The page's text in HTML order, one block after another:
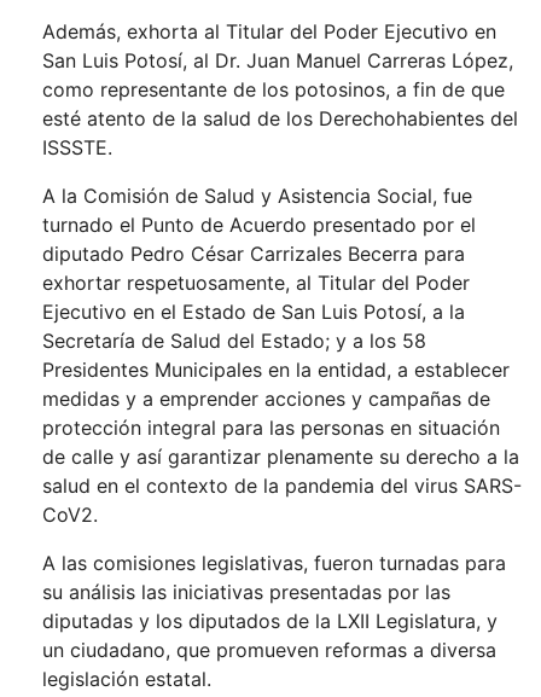
Además, exhorta al Titular del Poder Ejecutivo en
San Luis Potosí, al Dr. Juan Manuel Carreras López,
como representante de los potosinos, a fin de que
esté atento de la salud de los Derechohabientes del
ISSSTE.
A la Comisión de Salud y Asistencia Social, fue
turnado el Punto de Acuerdo presentado por el
diputado Pedro César Carrizales Becerra para
exhortar respetuosamente, al Titular del Poder
Ejecutivo en el Estado de San Luis Potosí, a la
Secretaría de Salud del Estado; y a los 58
Presidentes Municipales en la entidad, a establecer
medidas y a emprender acciones y campañas de
protección integral para las personas en situación
de calle y así garantizar plenamente su derecho a la
salud en el contexto de la pandemia del virus SARS-
CoV2.
A las comisiones legislativas, fueron turnadas para
su análisis las iniciativas presentadas por las
diputadas y los diputados de la LXII Legislatura, y
un ciudadano, que promueven reformas a diversa
legislación estatal.